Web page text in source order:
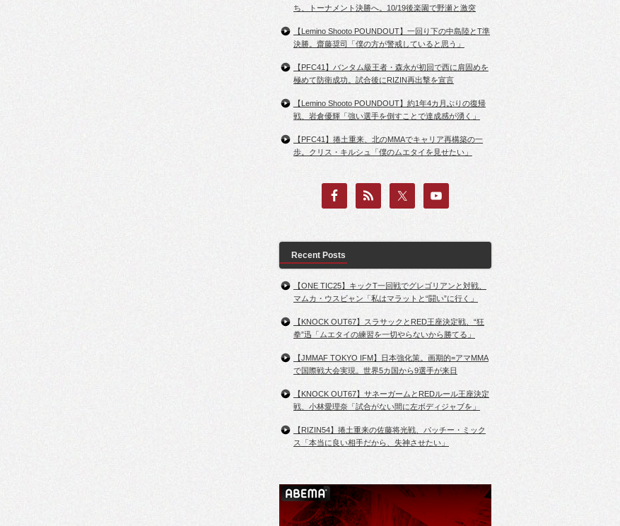
ち、トーナメント決勝へ。10/19後楽園で野瀬と激突
【Lemino Shooto POUNDOUT】一回り下の中島陸とT準
決勝。齋藤奨司「僕の方が警戒していると思う」
【PFC41】バンタム級王者・森永が初回で西に肩固めを
極めて防衛成功。試合後にRIZIN再出撃を宣言
【Lemino Shooto POUNDOUT】約1年4カ月ぶりの復帰
戦、岩倉優輝「強い選手を倒すことで達成感が湧く」
【PFC41】捲土重来、北のMMAでキャリア再構築の一
歩。クリス・キルシュ「僕のムエタイを見せたい」
Recent Posts
【ONE TIC25】キックT一回戦でグレゴリアンと対戦、
マムカ・ウスビャン「私はマラットと“闘い”に行く」
【KNOCK OUT67】スラサックとRED王座決定戦、“狂
拳”迅「ムエタイの練習を一切やらないから勝てる」
【JMMAF TOKYO IFM】日本強化策。画期的=アマMMA
で国際戦大会実現。世界5カ国から9選手が来日
【KNOCK OUT67】サネーガームとREDルール王座決定
戦、小林愛理奈「試合がない間に左ボディジャブを」
【RIZIN54】捲土重来の佐藤将光戦、パッチー・ミック
ス「本当に良い相手だから、失神させたい」